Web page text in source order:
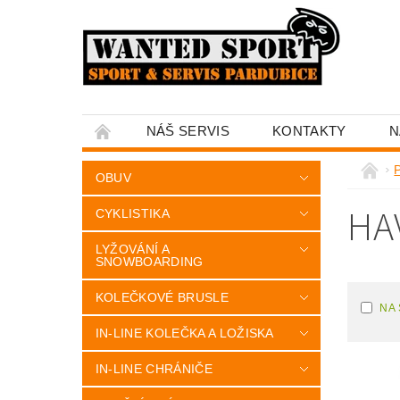
NÁŠ SERVIS KONTAKTY
OBUV
CYKLISTIKA
LYŽOVÁNÍ A
SNOWBOARDING
KOLEČKOVÉ BRUSLE
IN-LINE KOLEČKA A LOŽISKA
IN-LINE CHRÁNIČE
NA